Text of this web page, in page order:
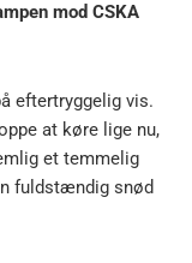
mod CSKA
eftertryggelig vis.
at køre lige nu,
et temmelig
fuldstændig snød